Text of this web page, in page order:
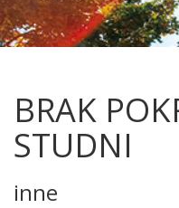
BRAK
STUDNI
inne